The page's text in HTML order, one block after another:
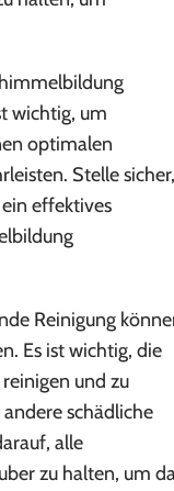
wichtig, um
optimalen
Stelle sicher,
effektives
Reinigung
Es ist wichtig, die
und zu
schädliche
alle
zu halten, um